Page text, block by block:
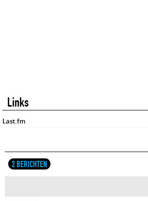
Links
Last.fm
2 BERICHTEN